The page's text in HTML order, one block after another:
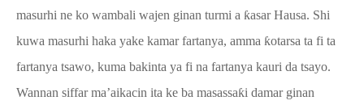
masurhi ne ko wambali wajen ginan turmi a ƙasar Hausa. Shi
kuwa masurhi haka yake kamar fartanya, amma ƙotarsa ta fi ta
fartanya tsawo, kuma bakinta ya fi na fartanya kauri da tsayo.
Wannan siffar ma’aikacin ita ke ba masassaƙi damar ginan